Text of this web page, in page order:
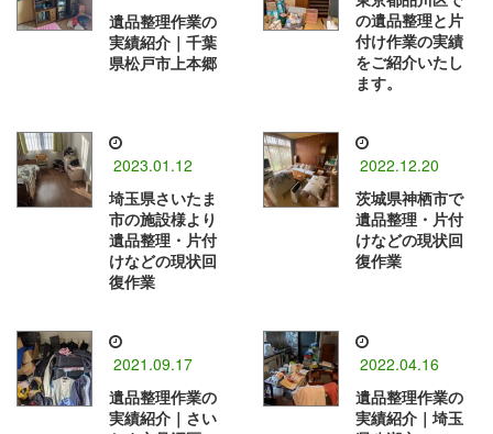
遺品整理作業の
実績紹介｜千葉
県松戸市上本郷
の遺品整理と片
付け作業の実績
をご紹介いたし
ます。
2023.01.12
埼玉県さいたま
市の施設様より
遺品整理・片付
けなどの現状回
復作業
2022.12.20
茨城県神栖市で
遺品整理・片付
けなどの現状回
復作業
2021.09.17
遺品整理作業の
実績紹介｜さい
2022.04.16
遺品整理作業の
実績紹介｜埼玉